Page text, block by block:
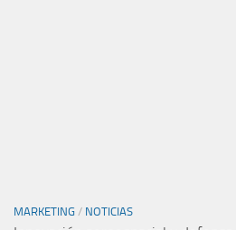
MARKETING / NOTICIAS